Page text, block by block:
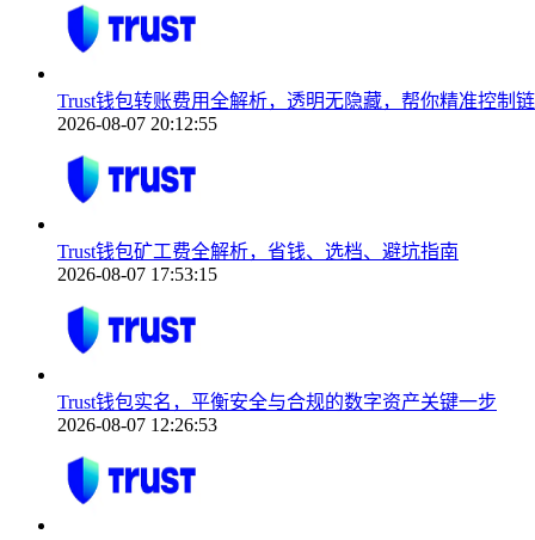
Trust钱包转账费用全解析，透明无隐藏，帮你精准控制
2026-08-07 20:12:55
Trust钱包矿工费全解析，省钱、选档、避坑指南
2026-08-07 17:53:15
Trust钱包实名，平衡安全与合规的数字资产关键一步
2026-08-07 12:26:53